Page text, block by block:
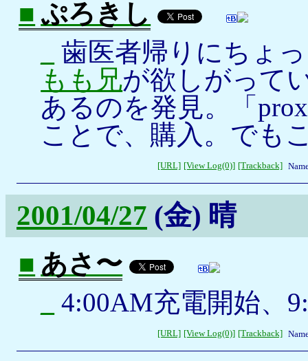
■ ぷろきし
歯医者帰りにちょ
もも兄が欲しがって
あるのを発見。「
ことで、購入。でも
[URL] [View Log(0)] [Trackback]
2001/04/27 (金) 晴
■ あさ〜
4:00AM充電開始、
[URL] [View Log(0)] [Trackback]